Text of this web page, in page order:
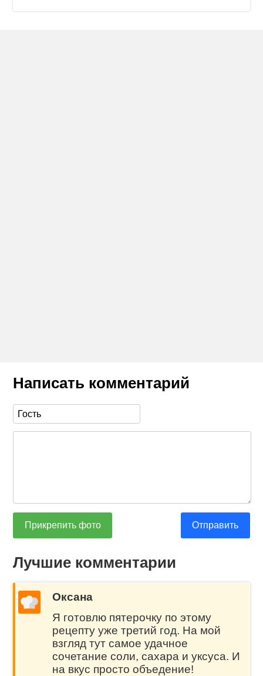
Написать комментарий
Прикрепить фото Отправить
Лучшие комментарии
Оксана
Я готовлю пятерочку по этому
рецепту уже третий год. На мой
взгляд тут самое удачное
сочетание соли, сахара и уксуса. И
на вкус просто объедение!